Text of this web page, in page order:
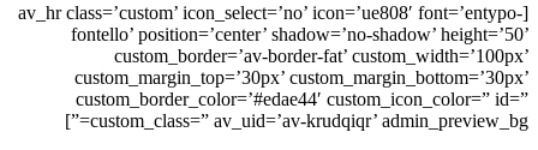
[av_hr class=’custom’ icon_select=’no’ icon=’ue808′ font=’entypo-
fontello’ position=’center’ shadow=’no-shadow’ height=’50’
custom_border=’av-border-fat’ custom_width=’100px’
custom_margin_top=’30px’ custom_margin_bottom=’30px’
custom_border_color=’#edae44′ custom_icon_color=” id=”
custom_class=” av_uid=’av-krudqiqr’ admin_preview_bg=”]